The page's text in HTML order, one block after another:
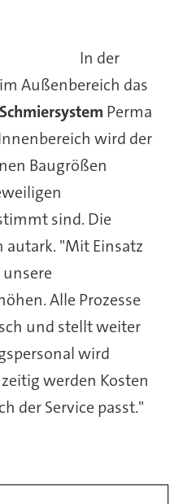
In der
Außenbereich das
Perma
wird der
Baugrößen
sind. Die
autark. "Mit Einsatz
Alle Prozesse
und stellt weiter
wird
werden Kosten
der Service passt."